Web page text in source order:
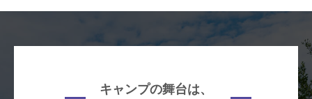
キャンプの舞台は、